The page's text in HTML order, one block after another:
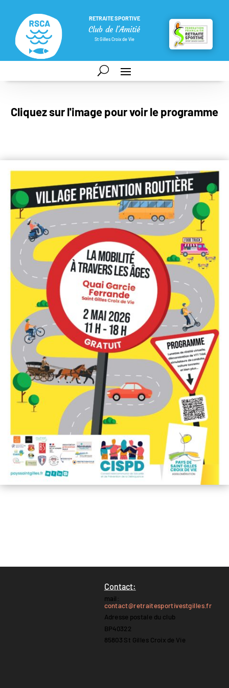
RETRAITE SPORTIVE
Club de l'Amitié
St Gilles Croix de Vie
Cliquez sur l'image pour voir le programme
Contact:
mail:
contact@retraitesportivestgilles.fr
Adresse postale du club
BP40322
85803 St Gilles Croix de Vie